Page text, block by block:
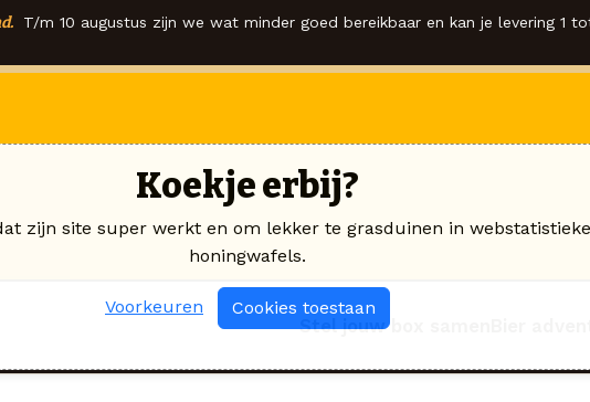
T/m 10 augustus zijn we wat minder goed bereikbaar en kan je levering 1
Stel jouw box samen
Koekje erbij?
zijn site super werkt en om lekker te grasduinen in
honingwafels.
Voorkeuren Cookies toestaan